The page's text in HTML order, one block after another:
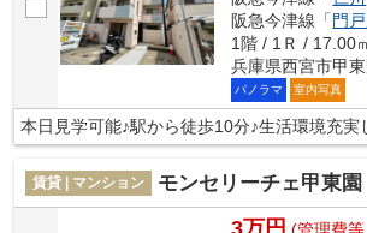
阪急今津線「 門
1階 / 1Ｒ / 17.00
兵庫県西宮市甲
パノラマ 室内写真
本日見学可能♪駅から徒歩10分♪生活環境充実
賃貸 | マンション モンセリーチェ甲東園